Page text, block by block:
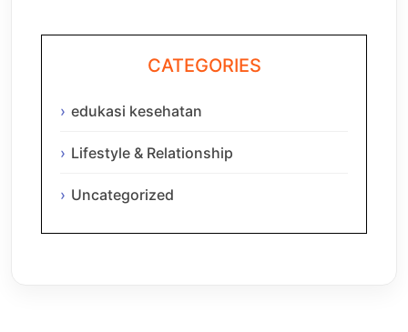
CATEGORIES
edukasi kesehatan
Lifestyle & Relationship
Uncategorized